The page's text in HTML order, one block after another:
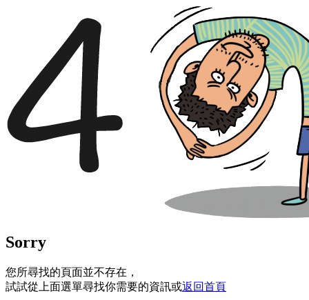
Sorry
您所尋找的頁面並不存在，
試試從上面選單尋找你需要的資訊或返回首頁